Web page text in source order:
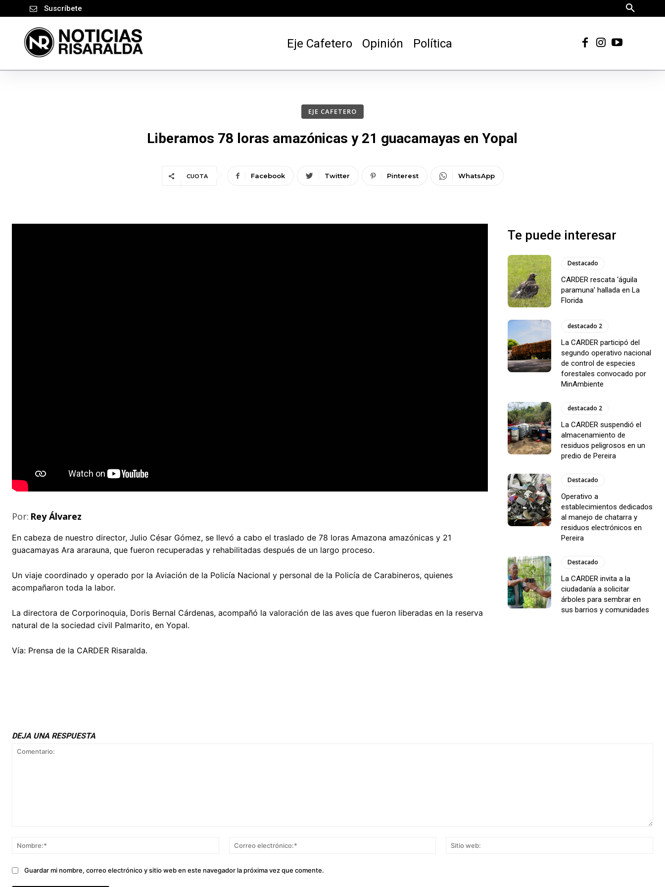
Suscríbete
Eje Cafetero Opinión Política
EJE CAFETERO
Liberamos 78 loras amazónicas y 21 guacamayas en Yopal
CUOTA Facebook Twitter Pinterest WhatsApp
Por: Rey Álvarez
En cabeza de nuestro director, Julio César Gómez, se llevó a cabo el traslado de 78 loras Amazona amazónicas y 21
guacamayas Ara ararauna, que fueron recuperadas y rehabilitadas después de un largo proceso.
Un viaje coordinado y operado por la Aviación de la Policía Nacional y personal de la Policía de Carabineros, quienes
acompañaron toda la labor.
La directora de Corporinoquia, Doris Bernal Cárdenas, acompañó la valoración de las aves que fueron liberadas en la reserva
natural de la sociedad civil Palmarito, en Yopal.
Vía: Prensa de la CARDER Risaralda.
Te puede interesar
Destacado
CARDER rescata ‘águila
paramuna’ hallada en La
Florida
destacado 2
La CARDER participó del
segundo operativo nacional
de control de especies
forestales convocado por
MinAmbiente
destacado 2
La CARDER suspendió el
almacenamiento de
residuos peligrosos en un
predio de Pereira
Destacado
Operativo a
establecimientos dedicados
al manejo de chatarra y
residuos electrónicos en
Pereira
Destacado
La CARDER invita a la
ciudadanía a solicitar
árboles para sembrar en
sus barrios y comunidades
DEJA UNA RESPUESTA
Nombre:*
Correo
Guardar mi nombre, correo electrónico y sitio web en este navegador la próxima vez que comente.